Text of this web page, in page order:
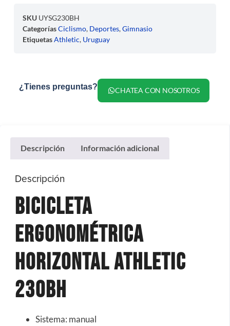
SKU UYSG230BH
CategoríasCiclismo, Deportes,Gimnasio
EtiquetasAthletic, Uruguay
¿Tienes preguntas? CHATEA CON NOSOTROS
Descripción Información adicional
Descripción
Bicicleta
Ergonométrica
Horizontal Athletic
230BH
Sistema: manual